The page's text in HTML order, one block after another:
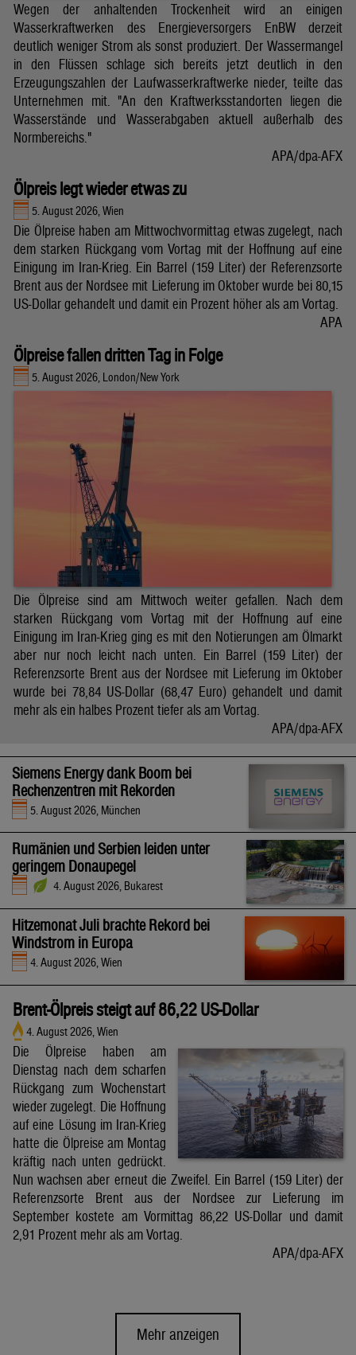
Wegen der anhaltenden Trockenheit wird an einigen
Wasserkraftwerken des Energieversorgers EnBW derzeit
deutlich weniger Strom als sonst produziert. Der Wassermangel
in den Flüssen schlage sich bereits jetzt deutlich in den
Erzeugungszahlen der Laufwasserkraftwerke nieder, teilte das
Unternehmen mit. "An den Kraftwerksstandorten liegen die
Wasserstände und Wasserabgaben aktuell außerhalb des
Normbereichs."
APA/dpa-AFX
Ölpreis legt wieder etwas zu
5. August 2026, Wien
Die Ölpreise haben am Mittwochvormittag etwas zugelegt, nach
dem starken Rückgang vom Vortag mit der Hoffnung auf eine
Einigung im Iran-Krieg. Ein Barrel (159 Liter) der Referenzsorte
Brent aus der Nordsee mit Lieferung im Oktober wurde bei 80,15
US-Dollar gehandelt und damit ein Prozent höher als am Vortag.
APA
Ölpreise fallen dritten Tag in Folge
5. August 2026, London/New York
Die Ölpreise sind am Mittwoch weiter gefallen. Nach dem
starken Rückgang vom Vortag mit der Hoffnung auf eine
Einigung im Iran-Krieg ging es mit den Notierungen am Ölmarkt
aber nur noch leicht nach unten. Ein Barrel (159 Liter) der
Referenzsorte Brent aus der Nordsee mit Lieferung im Oktober
wurde bei 78,84 US-Dollar (68,47 Euro) gehandelt und damit
mehr als ein halbes Prozent tiefer als am Vortag.
APA/dpa-AFX
Siemens Energy dank Boom bei
Rechenzentren mit Rekorden
5. August 2026, München
Rumänien und Serbien leiden unter
geringem Donaupegel
4. August 2026, Bukarest
Hitzemonat Juli brachte Rekord bei
Windstrom in Europa
4. August 2026, Wien
Brent-Ölpreis steigt auf 86,22 US-Dollar
4. August 2026, Wien
Die Ölpreise haben am
Dienstag nach dem scharfen
Rückgang zum Wochenstart
wieder zugelegt. Die Hoffnung
auf eine Lösung im Iran-Krieg
hatte die Ölpreise am Montag
kräftig nach unten gedrückt.
Nun wachsen aber erneut die Zweifel. Ein Barrel (159 Liter) der
Referenzsorte Brent aus der Nordsee zur Lieferung im
September kostete am Vormittag 86,22 US-Dollar und damit
2,91 Prozent mehr als am Vortag.
APA/dpa-AFX
Mehr anzeigen